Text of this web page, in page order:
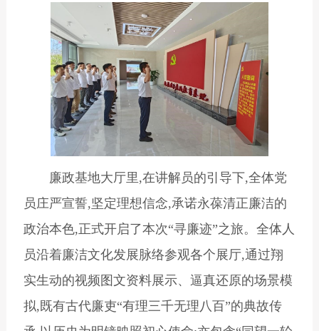
廉政基地大厅里,在讲解员的引导下,全体党
员庄严宣誓,坚定理想信念,承诺永葆清正廉洁的
政治本色,正式开启了本次“寻廉迹”之旅。全体人
员沿着廉洁文化发展脉络参观各个展厅,通过翔
实生动的视频图文资料展示、逼真还原的场景模
拟,既有古代廉吏“有理三千无理八百”的典故传